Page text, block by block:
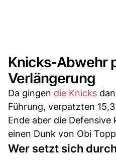
Knicks-Abwehr
Verlängerung
Da gingen die Knicks
Führung, verpatzten
Ende aber die
einen Dunk von Obi
Wer setzt sich